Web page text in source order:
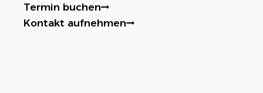
Termin buchen
Kontakt aufnehmen